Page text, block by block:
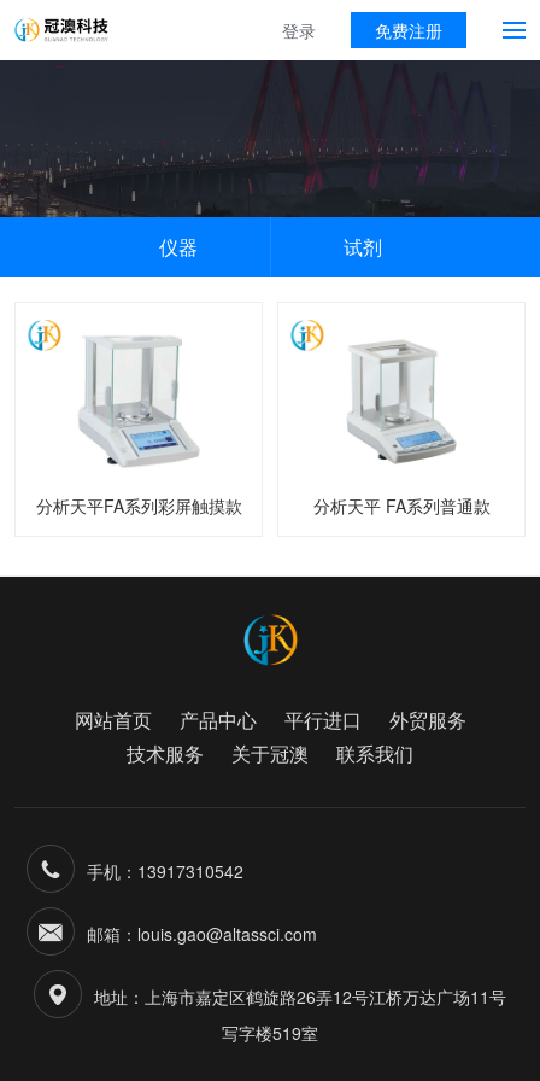
登录 免费注册
仪器 试剂
分析天平FA系列彩屏触摸款 分析天平 FA系列普通款
网站首页 产品中心 平行进口
外贸服务
技术服务
关于冠澳 联系我们
手机：13917310542
邮箱：louis.gao@altassci.com
地址：上海市嘉定区鹤旋路26弄12号江桥万达广场11号
写字楼519室